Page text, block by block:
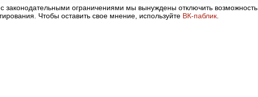
с законодательными ограничениями мы вынуждены отключить возможность
Чтобы оставить свое мнение, используйте ВК-паблик